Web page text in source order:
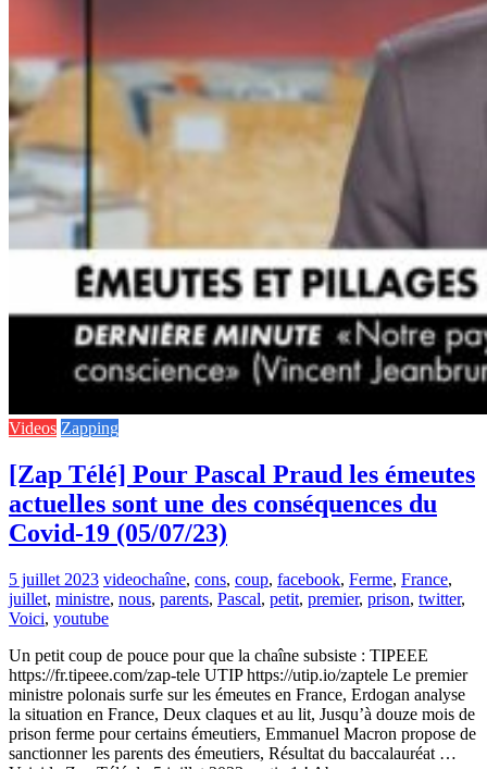
Videos Zapping
[Zap Télé] Pour Pascal Praud les émeutes
actuelles sont une des conséquences du
Covid-19 (05/07/23)
5 juillet 2023 videochaîne, cons, coup, facebook, Ferme, France,
juillet, ministre, nous, parents, Pascal, petit, premier, prison, twitter,
Voici, youtube
Un petit coup de pouce pour que la chaîne subsiste : TIPEEE
https://fr.tipeee.com/zap-tele UTIP https://utip.io/zaptele Le premier
ministre polonais surfe sur les émeutes en France, Erdogan analyse
la situation en France, Deux claques et au lit, Jusqu’à douze mois de
prison ferme pour certains émeutiers, Emmanuel Macron propose de
sanctionner les parents des émeutiers, Résultat du baccalauréat …